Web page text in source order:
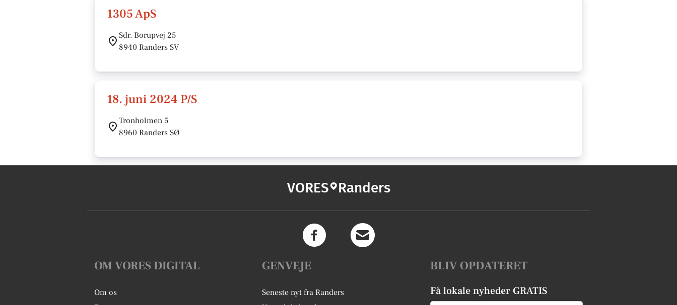
1305 ApS
Sdr. Borupvej 25
8940 Randers SV
18. juni 2024 P/S
Tronholmen 5
8960 Randers SØ
VORES Randers
OM VORES DIGITAL
Om os
GENVEJE
Seneste nyt fra Randers
BLIV OPDATERET
Få lokale nyheder GRATIS